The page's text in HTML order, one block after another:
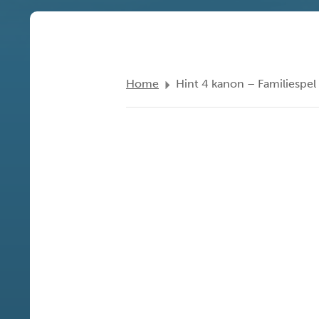
Home Hint 4 kanon – Familiespel